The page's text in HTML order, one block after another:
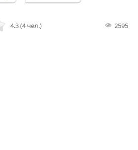
4.3 (4 чел.) 2595